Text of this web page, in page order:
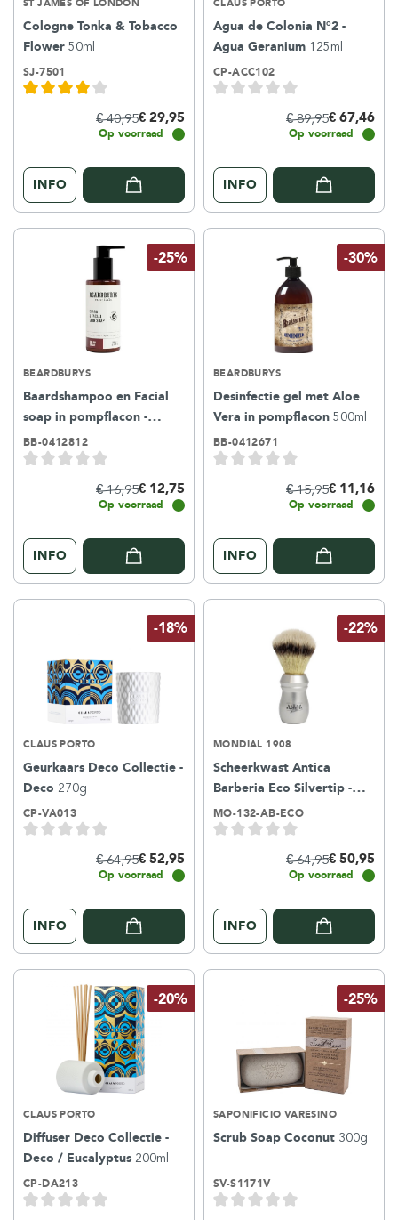
ST JAMES OF LONDON
Cologne Tonka & Tobacco
Flower 50ml
SJ-7501
€ 40,95€ 29,95
Op voorraad
INFO
CLAUS PORTO
Agua de Colonia N°2 -
Agua Geranium 125ml
CP-ACC102
€ 89,95€ 67,46
Op voorraad
INFO
-25%
BEARDBURYS
Baardshampoo en Facial
soap in pompflacon -
Essentials150ml
BB-0412812
€ 16,95€ 12,75
Op voorraad
INFO
-30%
BEARDBURYS
Desinfectie gel met Aloe
Vera in pompflacon 500ml
BB-0412671
€ 15,95€ 11,16
Op voorraad
INFO
-18%
CLAUS PORTO
Geurkaars Deco Collectie -
Deco 270g
CP-VA013
€ 64,95€ 52,95
Op voorraad
INFO
-22%
MONDIAL 1908
Scheerkwast Antica
Barberia Eco Silvertip -
satin
MO-132-AB-ECO
€ 64,95€ 50,95
Op voorraad
INFO
-20%
CLAUS PORTO
Diffuser Deco Collectie -
Deco / Eucalyptus 200ml
CP-DA213
-25%
SAPONIFICIO VARESINO
Scrub Soap Coconut 300g
SV-S1171V